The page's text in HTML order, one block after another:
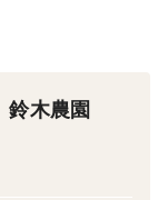
人気となってお
文をされる事を
鈴木農園